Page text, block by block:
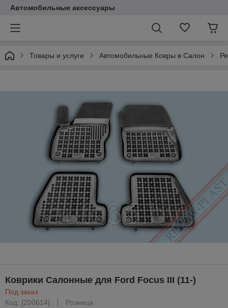
Автомобильные аксессуары
Товары и услуги Автомобильные Ковры в Салон
Коврики Салонные для Ford Focus III (11-)
Под заказ
Код: [200614]
Розница